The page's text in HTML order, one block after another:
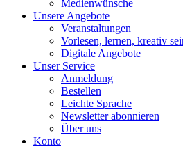
Medienwünsche
Unsere Angebote
Veranstaltungen
Vorlesen, lernen, kreativ
Digitale Angebote
Unser Service
Anmeldung
Bestellen
Leichte Sprache
Newsletter abonnieren
Über uns
Konto